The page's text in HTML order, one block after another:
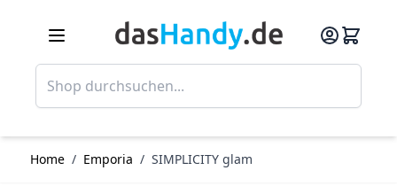
Home / Emporia / SIMPLICITY glam